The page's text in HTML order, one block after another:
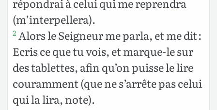
(m’interpellera).
2 Alors le Seigneur me parla, et me dit :
Ecris ce que tu vois, et marque-le sur
des tablettes, afin qu’on puisse le lire
couramment (que ne s’arrête pas celui
qui la lira, note).